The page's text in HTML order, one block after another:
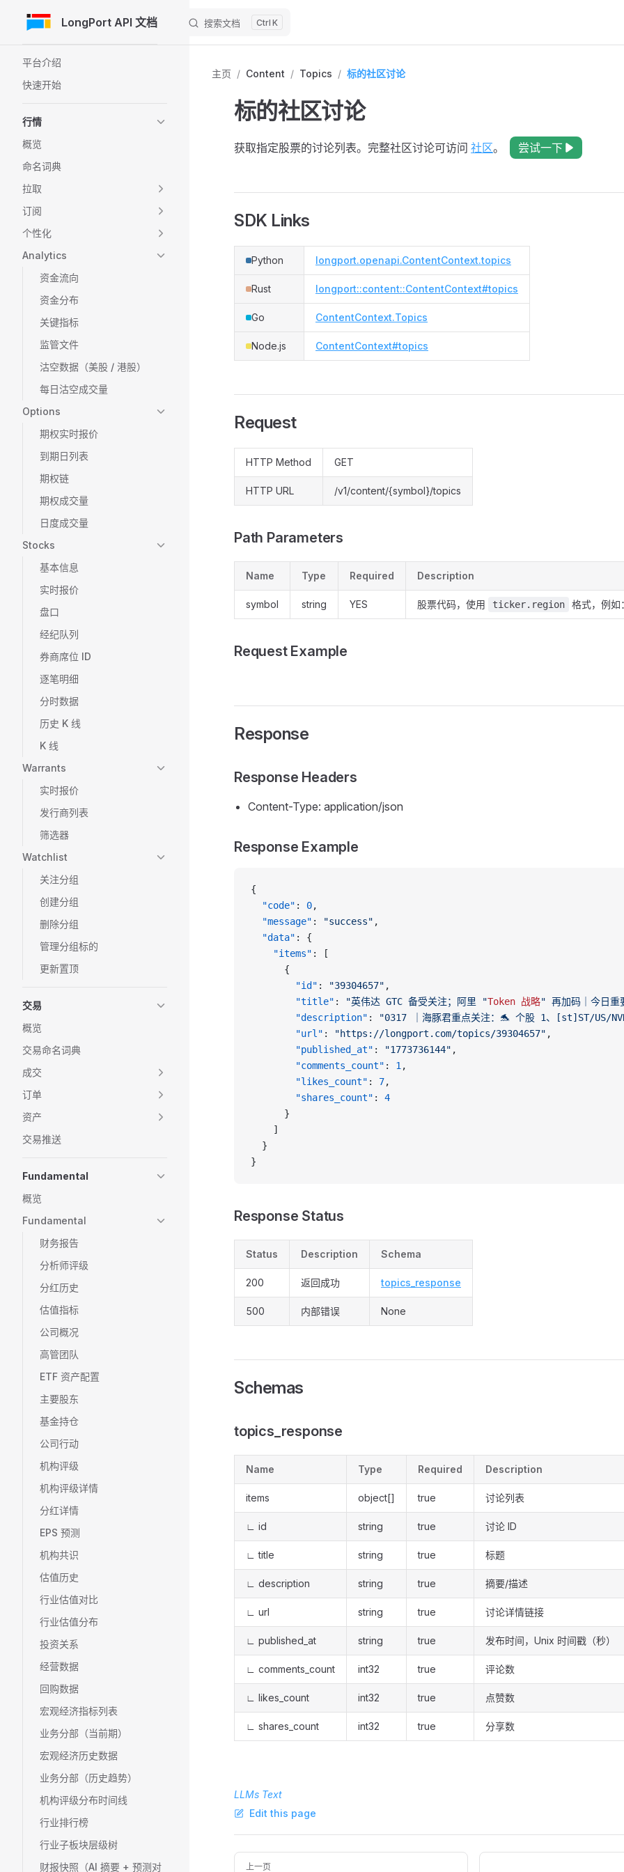
跳转到内容LongPort API 文档 搜索文档 K
平台介绍
快速开始
行情
概览
命名词典
拉取
订阅
个性化
Analytics
资金流向
资金分布
关键指标
监管文件
沽空数据（美股 / 港股）
每日沽空成交量
Options
期权实时报价
到期日列表
期权链
期权成交量
日度成交量
Stocks
基本信息
实时报价
盘口
经纪队列
券商席位 ID
逐笔明细
分时数据
历史 K 线
K 线
Warrants
实时报价
发行商列表
筛选器
Watchlist
关注分组
创建分组
删除分组
管理分组标的
更新置顶
交易
概览
交易命名词典
成交
订单
资产
交易推送
Fundamental
概览
Fundamental
财务报告
分析师评级
分红历史
估值指标
公司概况
高管团队
ETF 资产配置
主要股东
基金持仓
公司行动
机构评级
机构评级详情
分红详情
EPS 预测
机构共识
估值历史
行业估值对比
行业估值分布
投资关系
经营数据
回购数据
宏观经济指标列表
业务分部（当前期）
宏观经济历史数据
业务分部（历史趋势）
机构评级分布时间线
行业排行榜
行业子板块层级树
财报快照（AI 摘要 + 预测对
主页 / Content / Topics / 标的社区讨论
标的社区讨论
获取指定股票的讨论列表。完整社区讨论可访问 社区。 尝试一下
SDK Links
Python longport.openapi.ContentContext.topics
Rust longport::content::ContentContext#topics
Go ContentContext.Topics
Node.js ContentContext#topics
Request
HTTP Method GET
HTTP URL /v1/content/{symbol}/topics
Path Parameters
Name Type Required Description
symbol string YES 股票代码，使用 ticker.region 格式，例如
Request Example
Response
Response Headers
Content-Type: application/json
Response Example
{
  "code"
: 0,
  "message"
: "success" ,
  "data"
: {
    "items"
: [
      {
        "id"
: "39304657" ,
        "title"
: "英伟达 GTC 备受关注；阿里 "Token 战略" 再加码｜今日重
        "description"
:
"0317 ｜海豚君重点关注：🐬 个股 1、[st]ST/US/
        "url"
: "https://longport.com/topics/39304657" ,
        "published_at"
: "1773736144" ,
        "comments_count"
: 1 ,
        "likes_count"
: 7,
        "shares_count"
: 4
      }
    ]
  }
}
Response Status
Status Description Schema
200 返回成功 topics_response
500 内部错误 None
Schemas
topics_response
Name Type Required Description
items object[] true 讨论列表
∟ id string true 讨论 ID
∟ title string true 标题
∟ description string true 摘要/描述
∟ url string true 讨论详情链接
∟ published_at string true 发布时间，Unix 时间戳（秒）
∟ comments_count int32 true 评论数
∟ likes_count int32 true 点赞数
∟ shares_count int32 true 分享数
LLMs Text
Edit this page
Pager
上一页